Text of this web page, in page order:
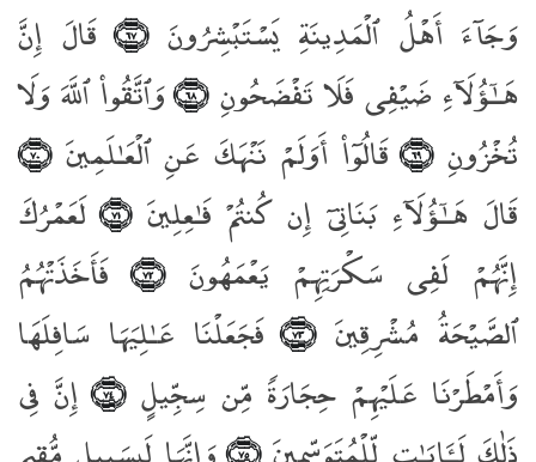
وَجَآءَ أَهْلُ ٱلْمَدِينَةِ يَسْتَبْشِرُونَ﴿٦٧﴾
قَالَ إِنَّ
هَـٰٓؤُلَآءِ ضَيْفِى فَلَا تَفْضَحُونِ﴿٦٨﴾
وَٱتَّقُوا۟ ٱللَّهَ وَلَا
تُخْزُونِ﴿٦٩﴾ قَالُوٓا۟ أَوَلَمْ نَنْهَكَ عَنِ ٱلْعَـٰلَمِينَ﴿٧٠﴾
قَالَ هَـٰٓؤُلَآءِ بَنَاتِىٓ إِن كُنتُمْ فَـٰعِلِينَ﴿٧١﴾
لَعَمْرُكَ
إِنَّهُمْ لَفِى سَكْرَتِهِمْ يَعْمَهُونَ﴿٧٢﴾
فَأَخَذَتْهُمُ
ٱلصَّيْحَةُ مُشْرِقِينَ﴿٧٣﴾
فَجَعَلْنَا عَـٰلِيَهَا سَافِلَهَا
وَأَمْطَرْنَا عَلَيْهِمْ حِجَارَةًۭ مِّن سِجِّيلٍ﴿٧٤﴾
إِنَّ فِى
﴿٧٥﴾